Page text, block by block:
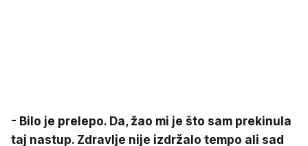
- Bilo je prelepo. Da, žao mi je što sam prekinula
taj nastup. Zdravlje nije izdržalo tempo ali sad